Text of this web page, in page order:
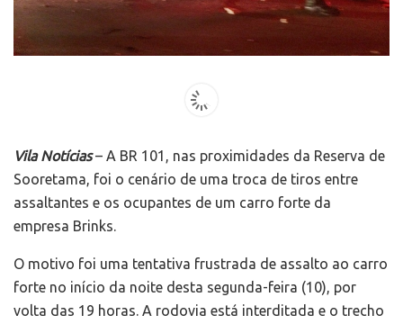
Vila Notícias– A BR 101, nas proximidades da Reserva de
Sooretama, foi o cenário de uma troca de tiros entre
assaltantes e os ocupantes de um carro forte da
empresa Brinks.
O motivo foi uma tentativa frustrada de assalto ao carro
forte no início da noite desta segunda-feira (10), por
volta das 19 horas. A rodovia está interditada e o trecho